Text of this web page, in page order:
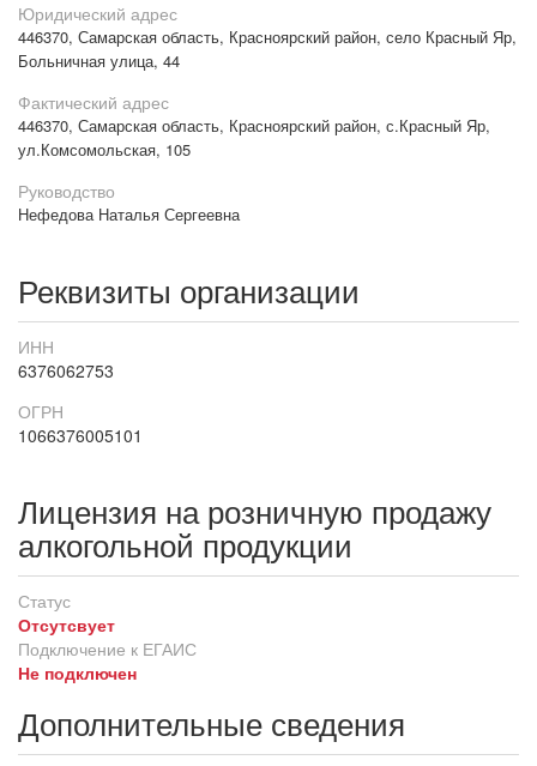
Юридический адрес
446370, Самарская область, Красноярский район, село Красный Яр,
Больничная улица, 44
Фактический адрес
446370, Самарская область, Красноярский район, с.Красный Яр,
ул.Комсомольская, 105
Руководство
Нефедова Наталья Сергеевна
Реквизиты организации
ИНН
6376062753
ОГРН
1066376005101
Лицензия на розничную продажу
алкогольной продукции
Статус
Отсутсвует
Подключение к ЕГАИС
Не подключен
Дополнительные сведения